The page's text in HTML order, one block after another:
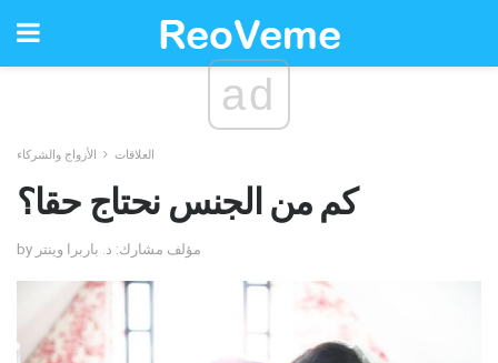
ad
العلاقات الأزواج والشركاء
كم من الجنس نحتاج حقا؟
by مؤلف مشارك: د. باربرا وينتر